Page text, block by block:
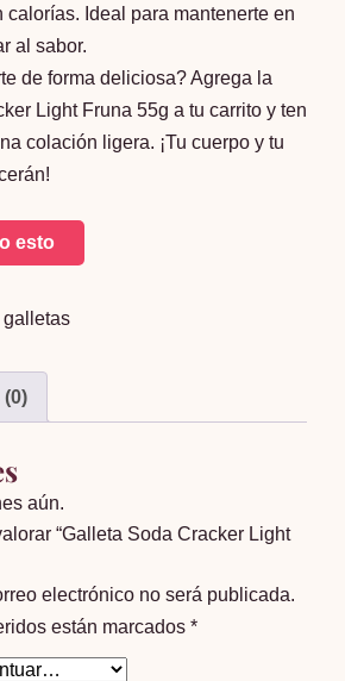
calorías. Ideal para mantenerte en
al sabor.
de forma deliciosa? Agrega la
Light Fruna 55g a tu carrito y ten
colación ligera. ¡Tu cuerpo y tu
esto
galletas
aún.
“Galleta Soda Cracker Light
electrónico no será publicada.
están marcados*